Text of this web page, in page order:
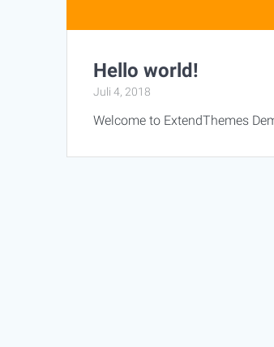
Hello world!
Juli 4, 2018
Welcome to ExtendThemes